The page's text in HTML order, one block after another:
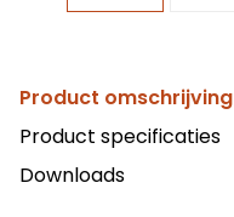
Product omschrijving
Product specificaties
Downloads